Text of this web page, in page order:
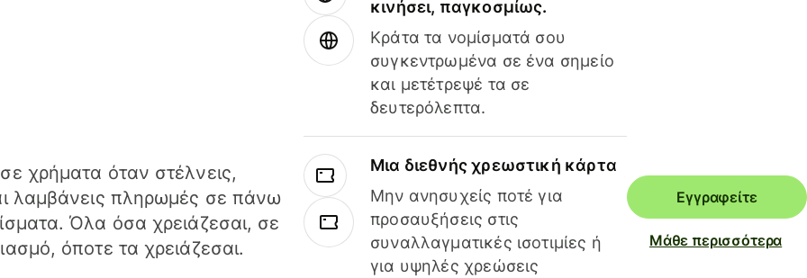
χρήματα όταν στέλνεις,
λαμβάνεις πληρωμές σε πάνω
Όλα όσα χρειάζεσαι, σε
όποτε τα χρειάζεσαι.
κινήσει, παγκοσμίως.
Κράτα τα νομίσματά σου
συγκεντρωμένα σε ένα σημείο
και μετέτρεψέ τα σε
δευτερόλεπτα.
Μια διεθνής χρεωστική κάρτα
Μην ανησυχείς ποτέ για
προσαυξήσεις στις
συναλλαγματικές ισοτιμίες ή
για υψηλές χρεώσεις
Εγγραφείτε
Μάθε περισσότερα